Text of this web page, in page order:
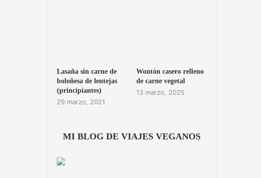
Lasaña sin carne de
boloñesa de lentejas
(principiantes)
29 marzo, 2021
Wontón casero relleno
de carne vegetal
13 marzo, 2025
MI BLOG DE VIAJES VEGANOS